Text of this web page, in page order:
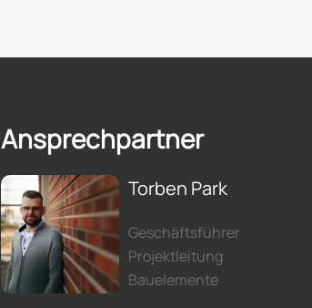
Ansprechpartner
Torben Park
Geschäftsführer
Projektleitung
Bauelemente